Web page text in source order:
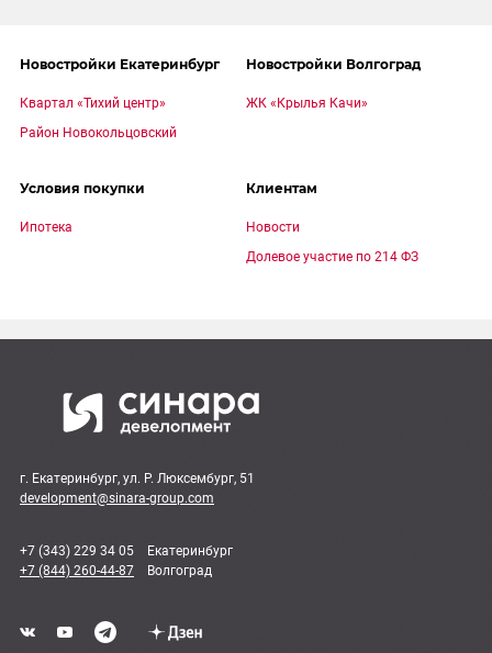
Новостройки Екатеринбург
Квартал «Тихий центр»
Район Новокольцовский
Новостройки Волгоград
ЖК «Крылья Качи»
Условия покупки
Ипотека
Клиентам
Новости
Долевое участие по 214 ФЗ
г. Екатеринбург, ул. Р. Люксембург, 51
development@sinara-group.com
+7 (343) 229 34 05 Екатеринбург
+7 (844) 260-44-87 Волгоград